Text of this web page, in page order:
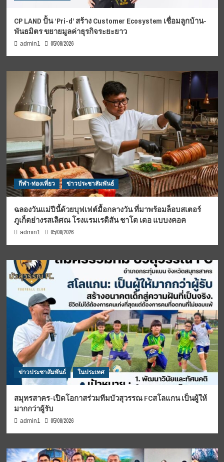
CP LAND ปั้น ‘Pri-d’ สร้าง Customer Ecosystem เชื่อมลูกบ้าน-
พันธมิตร ขยายมูลค่าธุรกิจระยะยาว
admin1 05/08/2026
กีฬา-ท่องเที่ยว ข่าวประชาสัมพันธ์
ฉลองวันแม่ปีนี้ด้วยบุฟเฟต์มื้อกลางวัน ที่มาพร้อมล็อบสเตอร์
ภูเก็ตย่างรสเลิศณ โรงแรมเรดิสัน ชาโต เดอ แบบงคอค
admin1 05/08/2026
ข่าวประชาสัมพันธ์ ในประเทศ
สมุทรสาคร-เปิดโอกาสร่วมทีมบัวสุวรรณ FCสโลแกน เป็นผู้ให้
มากกว่าผู้รับ
admin1 05/08/2026